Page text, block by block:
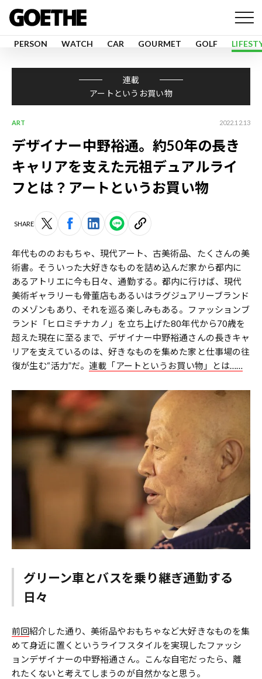
PERSON WATCH CAR GOURMET GOLF
連載
アートというお買い物
ART 2022.12.13
デザイナー中野裕通。約50年の長き
キャリアを支えた元祖デュアルライ
フとは？――アートというお買い物
SHARE
年代もののおもちゃ、現代アート、古美術品、たくさんの美
術書。そういった大好きなものを詰め込んだ家から都内に
あるアトリエに今も日々、通勤する。都内に行けば、現代
美術ギャラリーも骨董店もあるいはラグジュアリーブランド
のメゾンもあり、それを巡る楽しみもある。ファッションブ
ランド「ヒロミチナカノ」を立ち上げた80年代から70歳を
超えた現在に至るまで、デザイナー中野裕通さんの長きキャ
リアを支えているのは、好きなものを集めた家と仕事場の往
復が生む“活力”だ。 連載「アートというお買い物」とは……
グリーン車とバスを乗り継ぎ通勤する
日々
前回紹介した通り、美術品やおもちゃなど大好きなものを集
めて身近に置くというライフスタイルを実現したファッシ
ョンデザイナーの中野裕通さん。こんな自宅だったら、離
れたくないと考えてしまうのが自然かなと思う。